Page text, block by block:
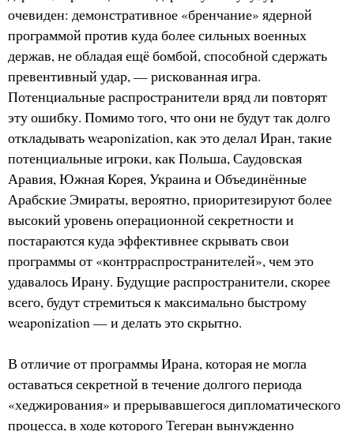
очевиден: демонстративное «бренчание» ядерной
программой против куда более сильных военных
держав, не обладая ещё бомбой, способной сдержать
превентивный удар, — рискованная игра.
Потенциальные распространители вряд ли повторят
эту ошибку. Помимо того, что они не будут так долго
откладывать weaponization, как это делал Иран, такие
потенциальные игроки, как Польша, Саудовская
Аравия, Южная Корея, Украина и Объединённые
Арабские Эмираты, вероятно, приоритезируют более
высокий уровень операционной секретности и
постараются куда эффективнее скрывать свои
программы от «контрраспространителей», чем это
удавалось Ирану. Будущие распространители, скорее
всего, будут стремиться к максимально быстрому
weaponization — и делать это скрытно.
В отличие от программы Ирана, которая не могла
оставаться секретной в течение долгого периода
«хеджирования» и прерывавшегося дипломатического
процесса, в ходе которого Тегеран вынужденно